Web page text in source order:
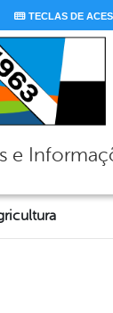
TECLAS DE
de
e